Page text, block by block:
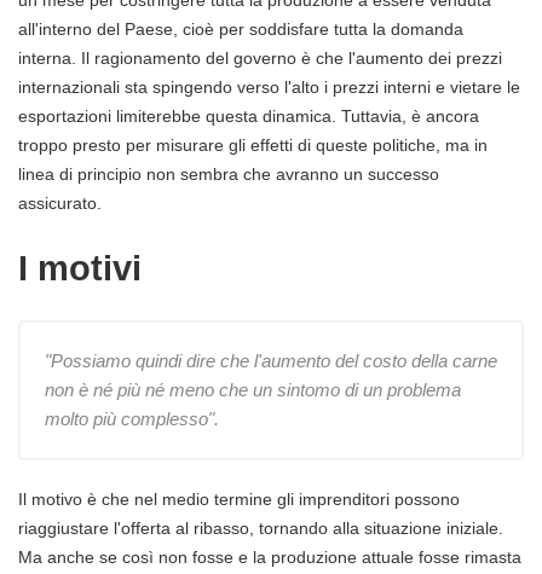
all'interno del Paese, cioè per soddisfare tutta la domanda
interna. Il ragionamento del governo è che l'aumento dei prezzi
internazionali sta spingendo verso l'alto i prezzi interni e vietare le
esportazioni limiterebbe questa dinamica. Tuttavia, è ancora
troppo presto per misurare gli effetti di queste politiche, ma in
linea di principio non sembra che avranno un successo
assicurato.
I motivi
"Possiamo quindi dire che l'aumento del costo della carne
non è né più né meno che un sintomo di un problema
molto più complesso".
Il motivo è che nel medio termine gli imprenditori possono
riaggiustare l'offerta al ribasso, tornando alla situazione iniziale.
Ma anche se così non fosse e la produzione attuale fosse rimasta